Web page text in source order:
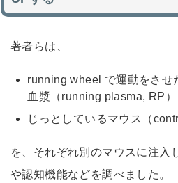
著者らは、
running wheel で運動をさせ
血漿（running plasma, RP）
じっとしているマウス（
を、それぞれ別のマウスに注入
や認知機能などを調べました。